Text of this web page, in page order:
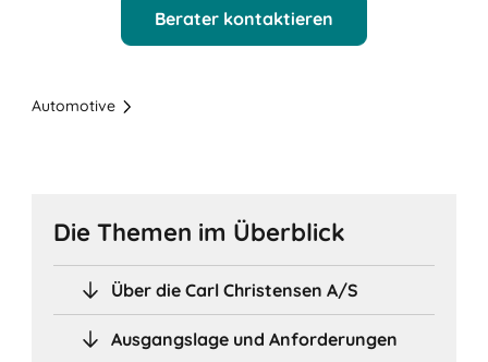
Berater kontaktieren
Automotive
Die Themen im Überblick
Über die Carl Christensen A/S
Ausgangslage und Anforderungen